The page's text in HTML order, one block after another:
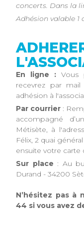
concerts. Dans la
Adhésion valable 1
En ligne : Vous
recevrez par
adhésion à
Par courrier :
accompagné
Métisète, à
Félix, 2 quai
ensuite votre carte
Sur place : Au
Durand - 34200
N’hésitez pas
44 si vous avez